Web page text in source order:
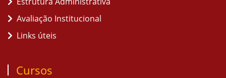
Avaliação Institucional
Links úteis
Cursos